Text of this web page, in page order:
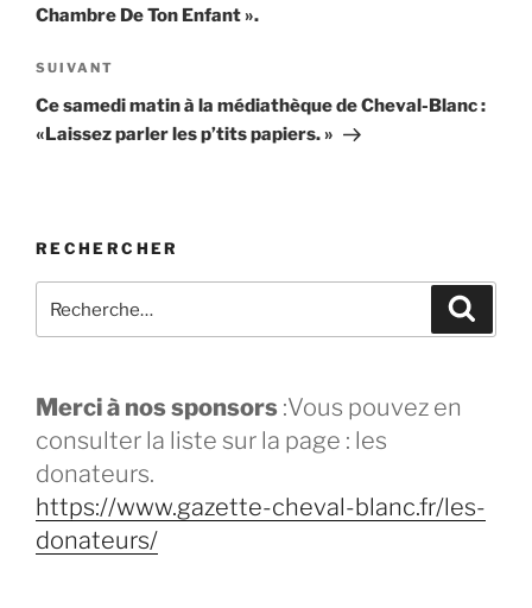
Chambre De Ton Enfant ».
SUIVANT
Ce samedi matin à la médiathèque de Cheval-Blanc :
«Laissez parler les p’tits papiers. »
RECHERCHER
Merci à nos sponsors :Vous pouvez en
consulter la liste sur la page : les
donateurs.
https://www.gazette-cheval-blanc.fr/les-
donateurs/